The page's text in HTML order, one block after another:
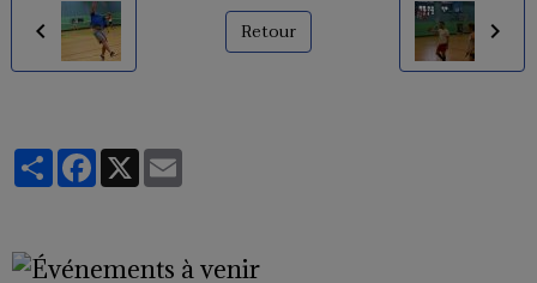
Retour
PartagerFacebook
X